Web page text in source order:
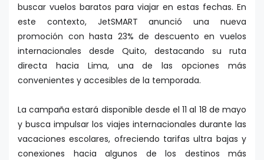
buscar vuelos baratos para viajar en estas fechas. En
este contexto, JetSMART anunció una nueva
promoción con hasta 23% de descuento en vuelos
internacionales desde Quito, destacando su ruta
directa hacia Lima, una de las opciones más
convenientes y accesibles de la temporada.
La campaña estará disponible desde el 11 al 18 de mayo
y busca impulsar los viajes internacionales durante las
vacaciones escolares, ofreciendo tarifas ultra bajas y
conexiones hacia algunos de los destinos más